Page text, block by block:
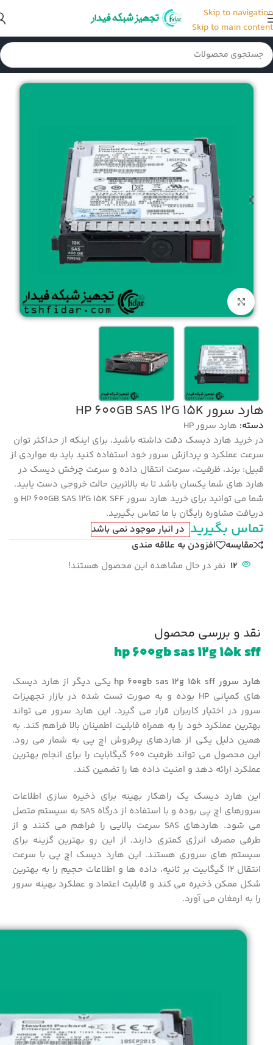
Skip to navigation
Skip to main content
خانه/هارد سرور HP
بزرگنمایی تصویر
هارد سرور HP 600GB SAS 12G 15K
دسته: هارد سرور HP
در خرید هارد دیسک دقت داشته باشید، برای اینکه از حداکثر توان
سرعت عملکرد و پردازش سرور خود استفاده کنید باید به مواردی از
قبیل: برند، ظرفیت، سرعت انتقال داده و سرعت چرخش دیسک در
هارد های شما یکسان باشد تا به بالاترین حالت خروجی دست یابید.
شما می توانید برای خرید هارد سرور HP 600GB SAS 12G 15K SFF و
دریافت مشاوره رایگان با ما تماس بگیرید.
تماس بگیرید در انبار موجود نمی باشد
مقایسه
افزودن به علاقه مندی
12 نفر در حال مشاهده این محصول هستند!
نقد و بررسی محصول
hp 600gb sas 12g 15k sff
هارد سرور hp 600gb sas 12g 15k sff
یکی دیگر از هارد دیسک
های کمپانی HP بوده و به صورت تست شده در بازار تجهیزات
سرور در اختیار کاربران قرار می گیرد. این هارد سرور می تواند
بهترین عملکرد خود را به همراه قابلیت اطمینان بالا فراهم کند. به
همین دلیل یکی از هاردهای پرفروش اچ پی به شمار می رود.
این محصول می تواند ظرفیت 600 گیگابایت را برای انجام بهترین
عملکرد ارائه دهد و امنیت داده ها را تضمین کند.
این هارد دیسک یک راهکار بهینه برای ذخیره سازی اطلاعات
سرورهای اچ پی بوده و با استفاده از درگاه SAS به سیستم متصل
می شود. هاردهای SAS سرعت بالایی را فراهم می کنند و از
طرفی مصرف انرژی کمتری دارند، از این رو بهترین گزینه برای
سیستم های سروری هستند. این هارد دیسک اچ پی با سرعت
انتقال 12 گیگابیت بر ثانیه، داده ها و اطلاعات حجیم را به بهترین
شکل ممکن ذخیره می کند و قابلیت اعتماد و عملکرد بهینه سرور
را به ارمغان می آورد.